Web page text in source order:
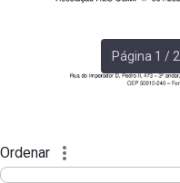
Página 1 / 2
Ordenar